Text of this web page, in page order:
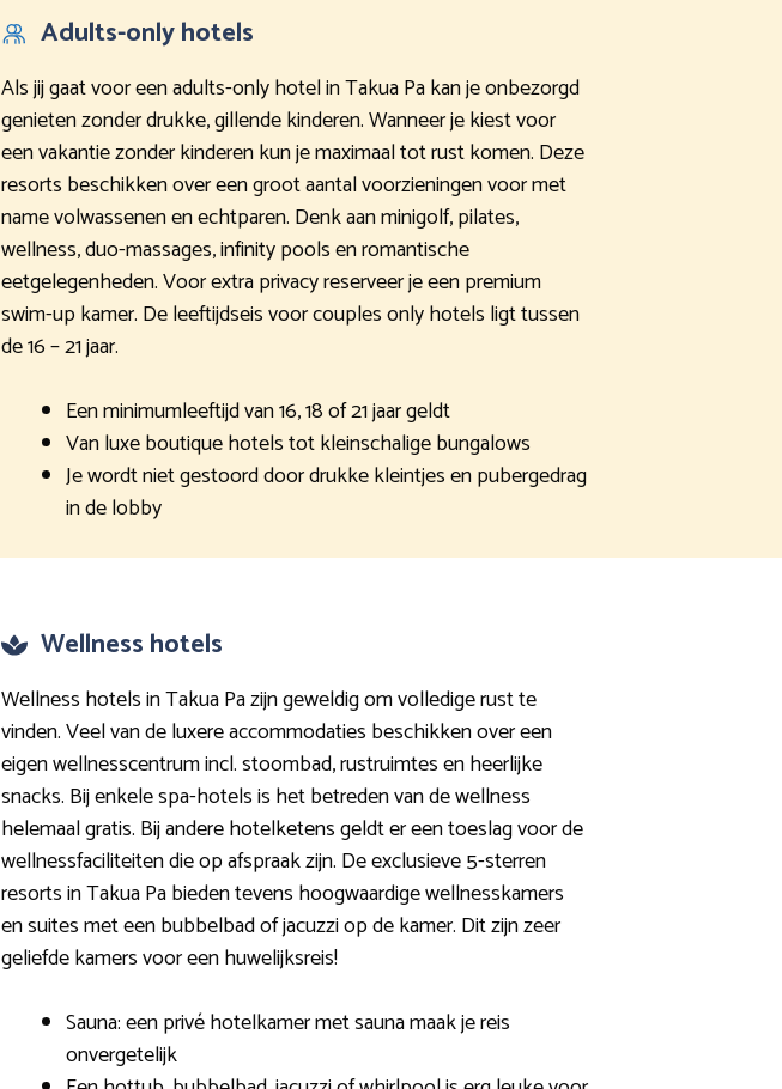
Adults-only hotels
Als jij gaat voor een adults-only hotel in Takua Pa kan je onbezorgd
genieten zonder drukke, gillende kinderen. Wanneer je kiest voor
een vakantie zonder kinderen kun je maximaal tot rust komen. Deze
resorts beschikken over een groot aantal voorzieningen voor met
name volwassenen en echtparen. Denk aan minigolf, pilates,
wellness, duo-massages, infinity pools en romantische
eetgelegenheden. Voor extra privacy reserveer je een premium
swim-up kamer. De leeftijdseis voor couples only hotels ligt tussen
de 16 – 21 jaar.
Een minimumleeftijd van 16, 18 of 21 jaar geldt
Van luxe boutique hotels tot kleinschalige bungalows
Je wordt niet gestoord door drukke kleintjes en pubergedrag
in de lobby
Wellness hotels
Wellness hotels in Takua Pa zijn geweldig om volledige rust te
vinden. Veel van de luxere accommodaties beschikken over een
eigen wellnesscentrum incl. stoombad, rustruimtes en heerlijke
snacks. Bij enkele spa-hotels is het betreden van de wellness
helemaal gratis. Bij andere hotelketens geldt er een toeslag voor de
wellnessfaciliteiten die op afspraak zijn. De exclusieve 5-sterren
resorts in Takua Pa bieden tevens hoogwaardige wellnesskamers
en suites met een bubbelbad of jacuzzi op de kamer. Dit zijn zeer
geliefde kamers voor een huwelijksreis!
Sauna: een privé hotelkamer met sauna maak je reis
onvergetelijk